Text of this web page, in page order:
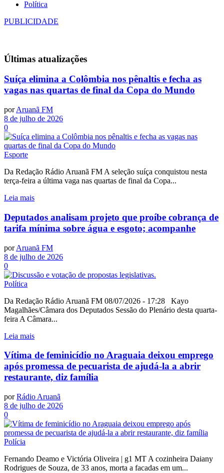
Política
PUBLICIDADE
Últimas atualizações
Suíça elimina a Colômbia nos pênaltis e fecha as
vagas nas quartas de final da Copa do Mundo
por Aruanã FM
8 de julho de 2026
0
Esporte
Da Redação Rádio Aruanã FM A seleção suíça conquistou nesta
terça-feira a última vaga nas quartas de final da Copa...
Leia mais
Deputados analisam projeto que proíbe cobrança de
tarifa mínima sobre água e esgoto; acompanhe
por Aruanã FM
8 de julho de 2026
0
Política
Da Redação Rádio Aruanã FM 08/07/2026 - 17:28 Kayo
Magalhães/Câmara dos Deputados Sessão do Plenário desta quarta-
feira A Câmara...
Leia mais
Vítima de feminicídio no Araguaia deixou emprego
após promessa de pecuarista de ajudá-la a abrir
restaurante, diz família
por Rádio Aruanã
8 de julho de 2026
0
Polícia
Fernando Deamo e Victória Oliveira | g1 MT A cozinheira Daiany
Rodrigues de Souza, de 33 anos, morta a facadas em um...